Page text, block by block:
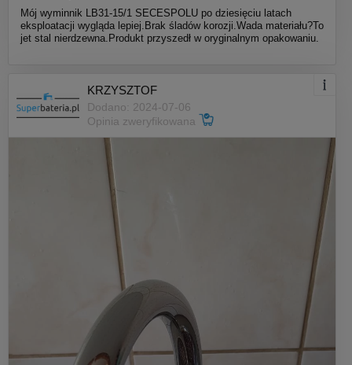
Mój wyminnik LB31-15/1 SECESPOLU po dziesięciu latach
eksploatacji wygląda lepiej.Brak śladów korozji.Wada materiału?To
jet stal nierdzewna.Produkt przyszedł w oryginalnym opakowaniu.
KRZYSZTOF
Dodano: 2024-07-06
Opinia zweryfikowana